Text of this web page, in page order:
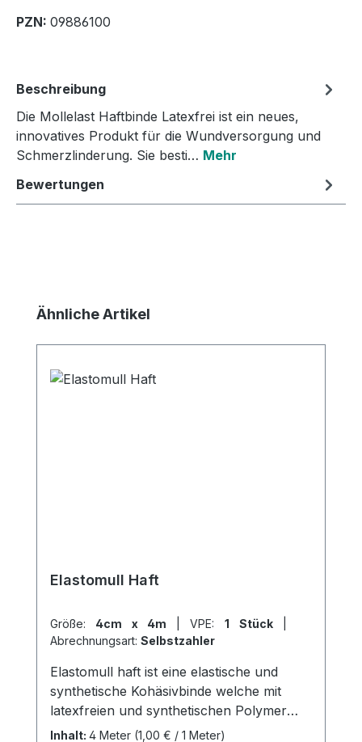
PZN: 09886100
Beschreibung
Die Mollelast Haftbinde Latexfrei ist ein neues,
innovatives Produkt für die Wundversorgung und
Schmerzlinderung. Sie besti… Mehr
Bewertungen
Produktgalerie überspringen
Ähnliche Artikel
Elastomull Haft
Größe: 4cm x 4m VPE: 1 Stück
Abrechnungsart: Selbstzahler
Elastomull haft ist eine elastische und
synthetische Kohäsivbinde welche mit
latexfreien und synthetischen Polymer
beschichtet wird. Mit einer Imprägnierung
Inhalt: 4 Meter (1,00 € / 1 Meter)